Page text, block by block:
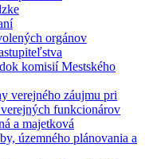
orgánov
komisií Mestského
verejného záujmu pri
funkcionárov
a majetková
územného plánovania a